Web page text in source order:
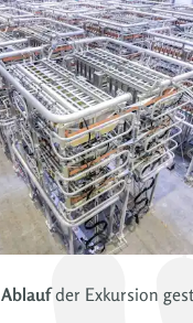
Ablaufder Exkursion